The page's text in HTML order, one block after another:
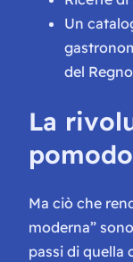
Un
del
La
Ma ciò che
moderna”
passi di quella